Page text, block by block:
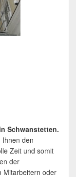
Schwanstetten.
den
Zeit und somit
der
Mitarbeitern oder